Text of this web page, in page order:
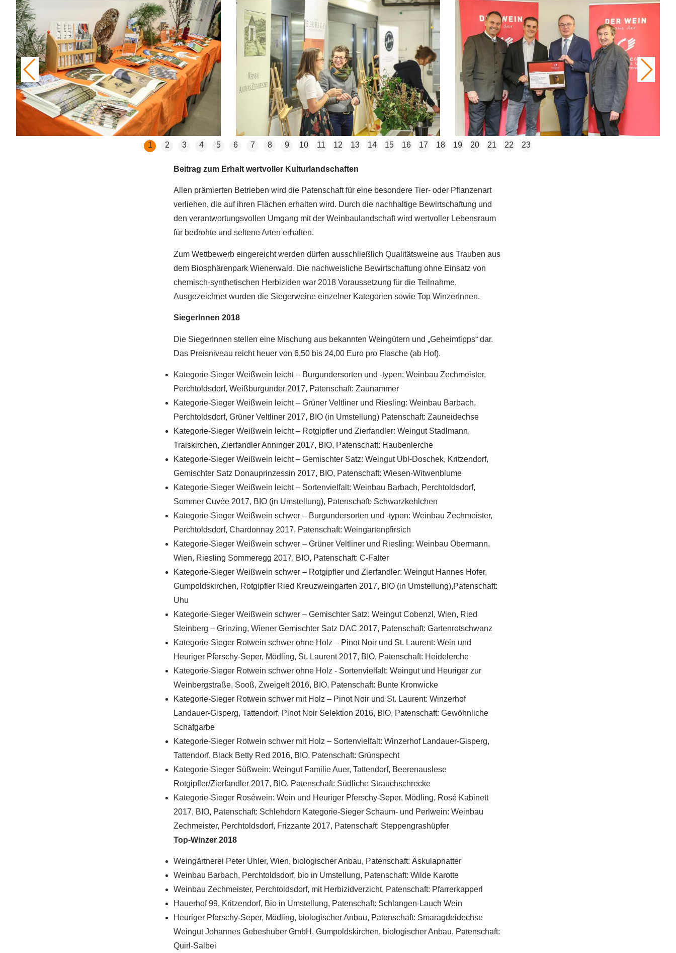
1 2 3 4 5 6 7 8 9 10 11 12 13 14 15 16 17 18 19 20 21 22 23
Beitrag zum Erhalt wertvoller Kulturlandschaften
Allen prämierten Betrieben wird die Patenschaft für eine besondere Tier- oder Pflanzenart
verliehen, die auf ihren Flächen erhalten wird. Durch die nachhaltige Bewirtschaftung und
den verantwortungsvollen Umgang mit der Weinbaulandschaft wird wertvoller Lebensraum
für bedrohte und seltene Arten erhalten.
Zum Wettbewerb eingereicht werden dürfen ausschließlich Qualitätsweine aus Trauben aus
dem Biosphärenpark Wienerwald. Die nachweisliche Bewirtschaftung ohne Einsatz von
chemisch-synthetischen Herbiziden war 2018 Voraussetzung für die Teilnahme.
Ausgezeichnet wurden die Siegerweine einzelner Kategorien sowie Top WinzerInnen.
SiegerInnen 2018
Die SiegerInnen stellen eine Mischung aus bekannten Weingütern und „Geheimtipps“ dar.
Das Preisniveau reicht heuer von 6,50 bis 24,00 Euro pro Flasche (ab Hof).
Kategorie-Sieger Weißwein leicht – Burgundersorten und -typen: Weinbau Zechmeister,
Perchtoldsdorf, Weißburgunder 2017, Patenschaft: Zaunammer
Kategorie-Sieger Weißwein leicht – Grüner Veltliner und Riesling: Weinbau Barbach,
Perchtoldsdorf, Grüner Veltliner 2017, BIO (in Umstellung) Patenschaft: Zauneidechse
Kategorie-Sieger Weißwein leicht – Rotgipfler und Zierfandler: Weingut Stadlmann,
Traiskirchen, Zierfandler Anninger 2017, BIO, Patenschaft: Haubenlerche
Kategorie-Sieger Weißwein leicht – Gemischter Satz: Weingut Ubl-Doschek, Kritzendorf,
Gemischter Satz Donauprinzessin 2017, BIO, Patenschaft: Wiesen-Witwenblume
Kategorie-Sieger Weißwein leicht – Sortenvielfalt: Weinbau Barbach, Perchtoldsdorf,
Sommer Cuvée 2017, BIO (in Umstellung), Patenschaft: Schwarzkehlchen
Kategorie-Sieger Weißwein schwer – Burgundersorten und -typen: Weinbau Zechmeister,
Perchtoldsdorf, Chardonnay 2017, Patenschaft: Weingartenpfirsich
Kategorie-Sieger Weißwein schwer – Grüner Veltliner und Riesling: Weinbau Obermann,
Wien, Riesling Sommeregg 2017, BIO, Patenschaft: C-Falter
Kategorie-Sieger Weißwein schwer – Rotgipfler und Zierfandler: Weingut Hannes Hofer,
Gumpoldskirchen, Rotgipfler Ried Kreuzweingarten 2017, BIO (in Umstellung),Patenschaft:
Uhu
Kategorie-Sieger Weißwein schwer – Gemischter Satz: Weingut Cobenzl, Wien, Ried
Steinberg – Grinzing, Wiener Gemischter Satz DAC 2017, Patenschaft: Gartenrotschwanz
Kategorie-Sieger Rotwein schwer ohne Holz – Pinot Noir und St. Laurent: Wein und
Heuriger Pferschy-Seper, Mödling, St. Laurent 2017, BIO, Patenschaft: Heidelerche
Kategorie-Sieger Rotwein schwer ohne Holz - Sortenvielfalt: Weingut und Heuriger zur
Weinbergstraße, Sooß, Zweigelt 2016, BIO, Patenschaft: Bunte Kronwicke
Kategorie-Sieger Rotwein schwer mit Holz – Pinot Noir und St. Laurent: Winzerhof
Landauer-Gisperg, Tattendorf, Pinot Noir Selektion 2016, BIO, Patenschaft: Gewöhnliche
Schafgarbe
Kategorie-Sieger Rotwein schwer mit Holz – Sortenvielfalt: Winzerhof Landauer-Gisperg,
Tattendorf, Black Betty Red 2016, BIO, Patenschaft: Grünspecht
Kategorie-Sieger Süßwein: Weingut Familie Auer, Tattendorf, Beerenauslese
Rotgipfler/Zierfandler 2017, BIO, Patenschaft: Südliche Strauchschrecke
Kategorie-Sieger Roséwein: Wein und Heuriger Pferschy-Seper, Mödling, Rosé Kabinett
2017, BIO, Patenschaft: Schlehdorn Kategorie-Sieger Schaum- und Perlwein: Weinbau
Zechmeister, Perchtoldsdorf, Frizzante 2017, Patenschaft: Steppengrashüpfer
Top-Winzer 2018
Weingärtnerei Peter Uhler, Wien, biologischer Anbau, Patenschaft: Äskulapnatter
Weinbau Barbach, Perchtoldsdorf, bio in Umstellung, Patenschaft: Wilde Karotte
Weinbau Zechmeister, Perchtoldsdorf, mit Herbizidverzicht, Patenschaft: Pfarrerkapperl
Hauerhof 99, Kritzendorf, Bio in Umstellung, Patenschaft: Schlangen-Lauch Wein
Heuriger Pferschy-Seper, Mödling, biologischer Anbau, Patenschaft: Smaragdeidechse
Weingut Johannes Gebeshuber GmbH, Gumpoldskirchen, biologischer Anbau, Patenschaft:
Quirl-Salbei